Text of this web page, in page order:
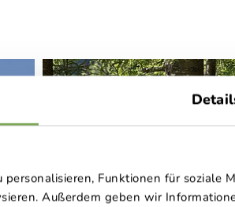
Funktionen für soziale
Außerdem geben wir